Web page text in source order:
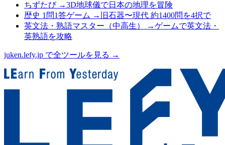
ちずたび→3D地球儀で日本の地理を冒険
歴史 1問1答ゲーム → 旧石器〜現代 約1400問を4択で
英文法・熟語マスター（中高生）
→ゲームで英文法・
英熟語を攻略
juken.lefy.jp で全ツールを見る →